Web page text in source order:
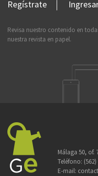
Regístrate
Revisa nuestro contenido en
nuestra revista en papel.
Málaga 50, of.
Teléfono:
E-mail: